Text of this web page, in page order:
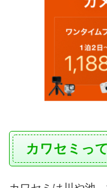
カワセミっ